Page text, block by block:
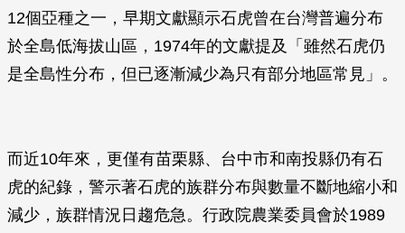
12個亞種之一，早期文獻顯示石虎曾在台灣普遍分布
於全島低海拔山區，1974年的文獻提及「雖然石虎仍
是全島性分布，但已逐漸減少為只有部分地區常見」。
而近10年來，更僅有苗栗縣、台中市和南投縣仍有石
虎的紀錄，警示著石虎的族群分布與數量不斷地縮小和
減少，族群情況日趨危急。行政院農業委員會於1989